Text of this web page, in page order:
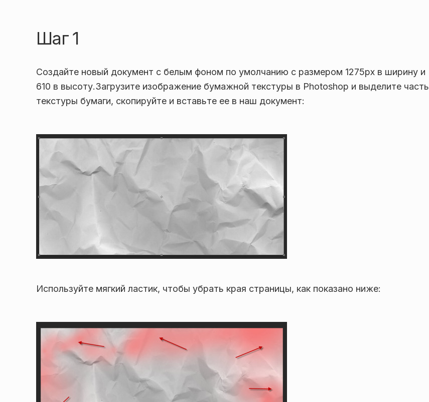
Шаг 1
Создайте новый документ с белым фоном по умолчанию с размером 1275px в ширину и
610 в высоту.Загрузите изображение бумажной текстуры в Photoshop и выделите часть
текстуры бумаги, скопируйте и вставьте ее в наш документ:
Используйте мягкий ластик, чтобы убрать края страницы, как показано ниже: